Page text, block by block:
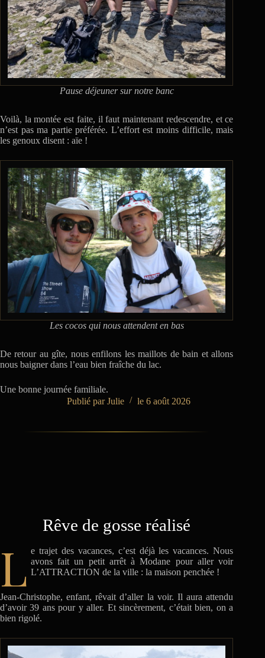
Pause déjeuner sur notre banc
Voilà, la montée est faite, il faut maintenant redescendre, et ce
n’est pas ma partie préférée. L’effort est moins difficile, mais
les genoux disent : aïe !
Les cocos qui nous attendent en bas
De retour au gîte, nous enfilons les maillots de bain et allons
nous baigner dans l’eau bien fraîche du lac.
Une bonne journée familiale.
Julie
6 août 2026
Rêve de gosse réalisé
L e trajet des vacances, c’est déjà les vacances. Nous
avons fait un petit arrêt à Modane pour aller voir
L’ATTRACTION de la ville : la maison penchée !
Jean-Christophe, enfant, rêvait d’aller la voir. Il aura attendu
d’avoir 39 ans pour y aller. Et sincèrement, c’était bien, on a
bien rigolé.